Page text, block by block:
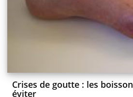
Crises de goutte : les
éviter